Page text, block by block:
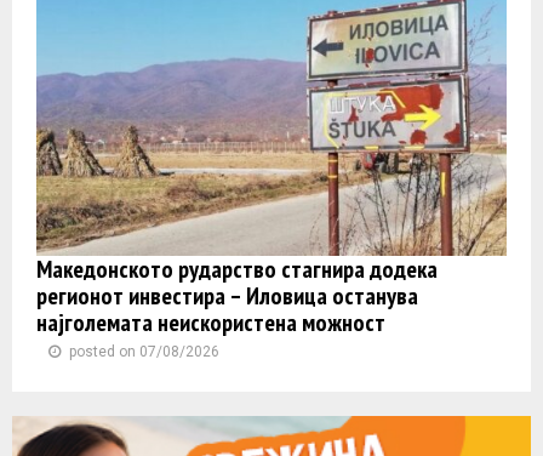
Македонското рударство стагнира додека
регионот инвестира – Иловица останува
најголемата неискористена можност
posted on 07/08/2026